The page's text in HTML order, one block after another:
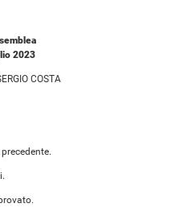
2023
COSTA